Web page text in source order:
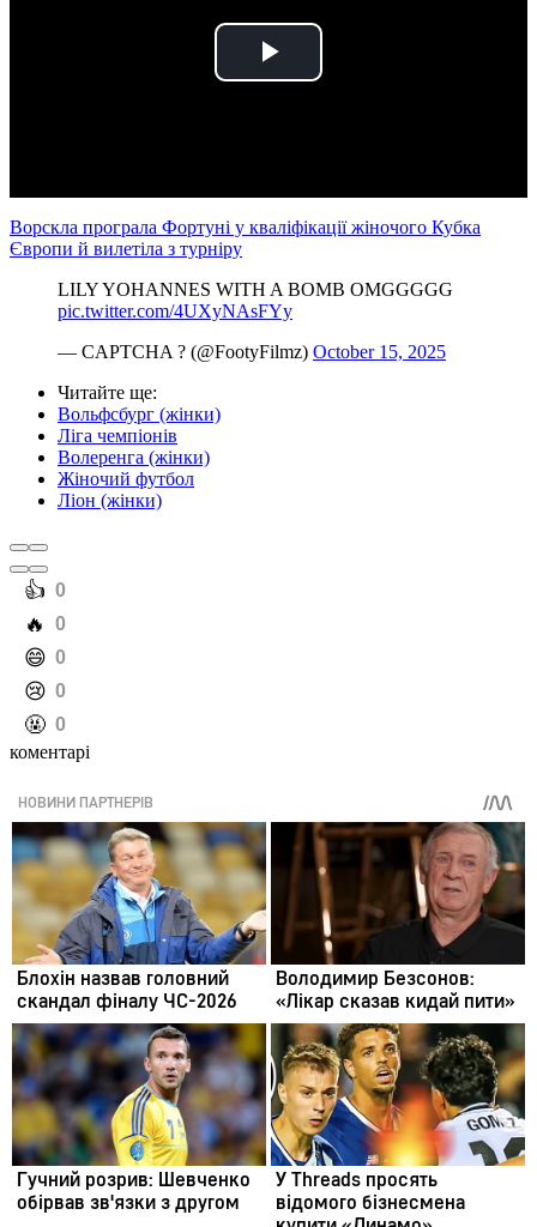
Play
Ворскла програла Фортуні у кваліфікації жіночого Кубка
Європи й вилетіла з турніру
LILY YOHANNES WITH A BOMB OMGGGGG
pic.twitter.com/4UXyNAsFYy
— CAPTCHA ? (@FootyFilmz) October 15, 2025
Читайте ще:
Вольфсбург (жінки)
Ліга чемпіонів
Волеренга (жінки)
Жіночий футбол
Ліон (жінки)
️👍 0
️🔥 0
️😄 0
️😢 0
️🤬 0
коментарі